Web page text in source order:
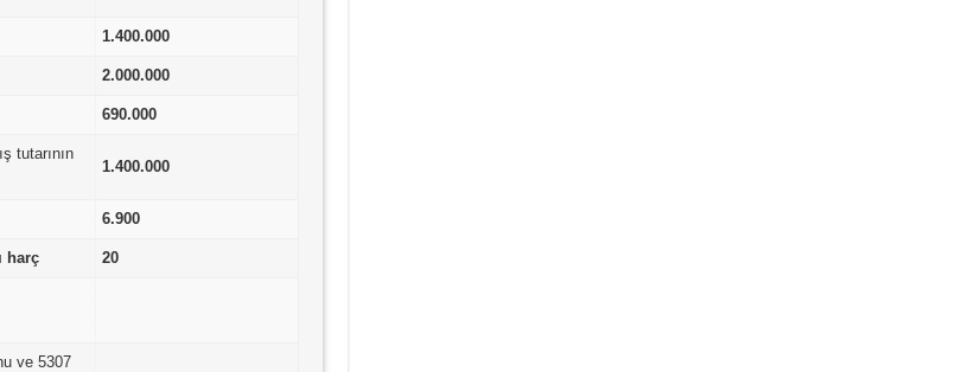
1.400.000
2.000.000
690.000
tutarının
1.400.000
6.900
harç 20
ve 5307